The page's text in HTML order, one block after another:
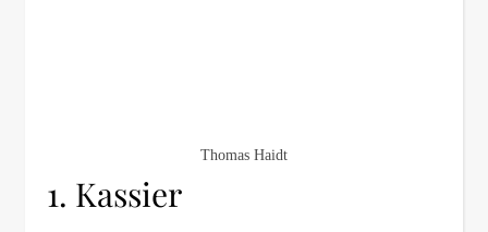
Thomas Haidt
1. Kassier